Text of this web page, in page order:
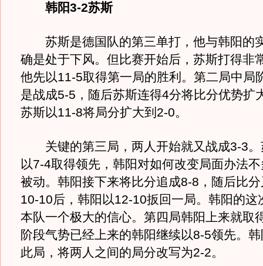
韩阳3-2苏斯
苏斯是德国队的第三单打，他与韩阳的
确是处于下风。但比赛开始后，苏斯打得非
他先以11-5取得第一局的胜利。第二局中局
是战成5-5，随后苏斯连得4分将比分优势扩
苏斯以11-8将局分扩大到2-0。
关键的第三局，两人开始就又战成3-3。
以7-4取得领先，韩阳对如何改变局面办法
被动。韩阳接下来将比分追成8-8，随后比
10-10后，韩阳以12-10扳回一局。韩阳的这
本队一个极大的信心。第四局韩阳上来就取
阶段气势已经上来的韩阳继续以8-5领先。
此局，将两人之间的局分改写为2-2。